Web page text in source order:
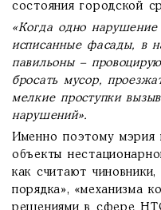
состояния городской
«Когда одно
исписанные фасады, в
павильоны –
бросать мусор,
мелкие проступки
нарушений».
Именно поэтому мэрия
объекты
как считают
порядка», «механизма
решениями в сфере